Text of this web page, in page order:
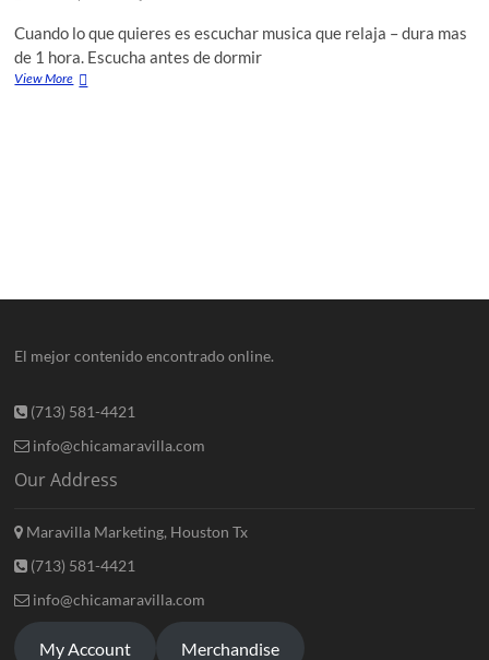
Cuando lo que quieres es escuchar musica que relaja – dura mas
de 1 hora. Escucha antes de dormir
View More
El mejor contenido encontrado online.
(713) 581-4421
info@chicamaravilla.com
Our Address
Maravilla Marketing, Houston Tx
(713) 581-4421
info@chicamaravilla.com
My Account Merchandise